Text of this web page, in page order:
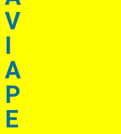
V
I
A
P
E